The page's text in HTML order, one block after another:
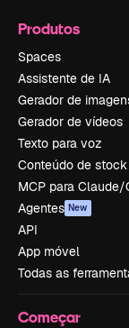
Produtos
Spaces
Assistente de IA
Gerador de
Gerador de vídeos
Texto para voz
Conteúdo de stock
MCP para Claude/
Agentes New
API
App móvel
Todas as
Começar